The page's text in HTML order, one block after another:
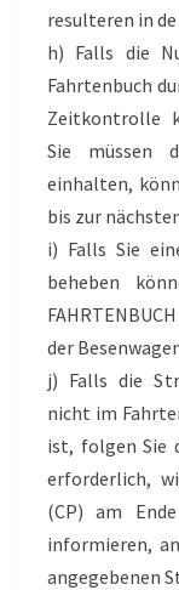
resulteren in
h) Falls die
Fahrtenbuch
Zeitkontrolle
Sie müssen
einhalten,
bis zur
i) Falls Sie
beheben
der
j) Falls die
nicht im
ist, folgen Sie
erforderlich,
(CP) am
informieren,
angegebenen